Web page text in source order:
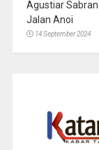
Agustiar
Jalan Anoi
14 September 2024